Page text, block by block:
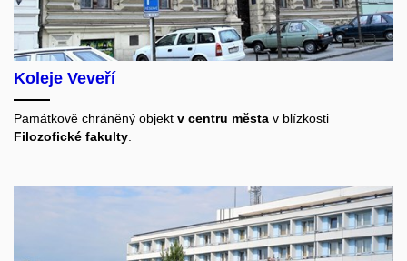
Koleje Veveří
Památkově chráněný objekt v centru města v blízkosti
Filozofické fakulty.